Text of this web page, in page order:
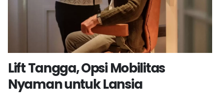
Lift Tangga, Opsi Mobilitas
Nyaman untuk Lansia